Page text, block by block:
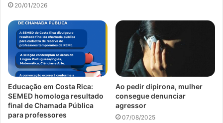
20/01/2026
Educação em Costa Rica:
SEMED homologa resultado
final de Chamada Pública
para professores
Ao pedir dipirona, mulher
consegue denunciar
agressor
07/08/2025